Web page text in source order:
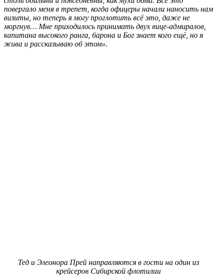
повергало меня в трепет, когда офицеры начали наносить нам
визиты, но теперь я могу проглотить всё это, даже не
моргнув… Мне приходилось принимать двух вице-адмиралов,
капитана высокого ранга, барона и Бог знает кого ещё, но я
жива и рассказываю об этом».
Тед и Элеонора Прей направляются в гости на один из
крейсеров Сибирской флотилии